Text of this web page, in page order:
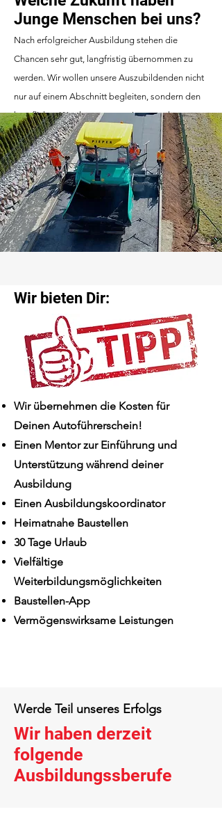
Junge Menschen bei uns?
Nach erfolgreicher Ausbildung stehen die
Chancen sehr gut, langfristig übernommen zu
werden. Wir wollen unsere Auszubildenden nicht
nur auf einem Abschnitt begleiten, sondern den
beruflichen Werdegang gemeinsam gehen.
Wir bieten Dir:
Wir übernehmen die Kosten für
Deinen Autoführerschein!
Einen Mentor zur Einführung und
Unterstützung während deiner
Ausbildung
Einen Ausbildungskoordinator
Heimatnahe Baustellen
30 Tage Urlaub
Vielfältige
Weiterbildungsmöglichkeiten
Baustellen-App
Vermögenswirksame Leistungen
Werde Teil unseres Erfolgs
Wir haben derzeit
folgende
Ausbildungssberufe